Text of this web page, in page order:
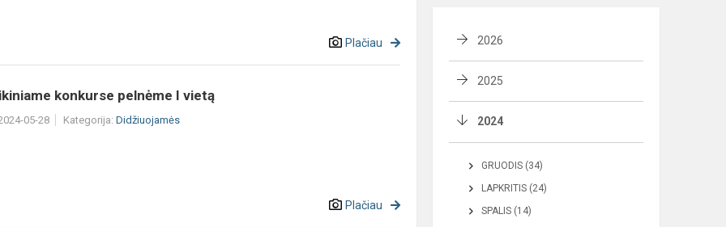
Plačiau
konkurse pelnėme I vietą
05-28 Kategorija: Didžiuojamės
Plačiau
2026
2025
2024
GRUODIS (34)
LAPKRITIS (24)
SPALIS (14)